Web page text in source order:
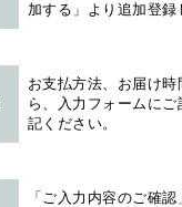
加する」より追加登
お支払方法、お届け
ら、入力フォームに
記ください。
「ご入力内容のご確